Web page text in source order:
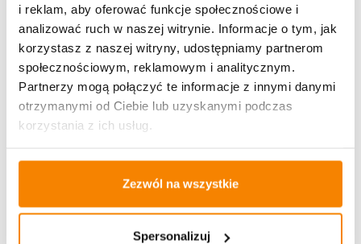
i reklam, aby oferować funkcje społecznościowe i
analizować ruch w naszej witrynie. Informacje o tym, jak
korzystasz z naszej witryny, udostępniamy partnerom
społecznościowym, reklamowym i analitycznym.
Partnerzy mogą połączyć te informacje z innymi danymi
otrzymanymi od Ciebie lub uzyskanymi podczas
korzystania z ich usług.
Zezwól na wszystkie
Spersonalizuj
Zamów dziś! Przesyłkę nadamy już następnego dnia roboczego!
Srebrny
–
Elegancja
Blask